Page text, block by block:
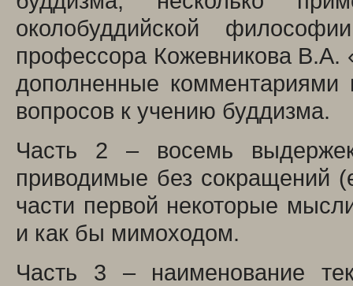
околобуддийской
профессора Кожевникова В.А.
дополненные
вопросов к учению буддизма.
Часть 2 – восемь
приводимые без сокращений
части первой некоторые
и как бы мимоходом.
Часть 3 – наименование